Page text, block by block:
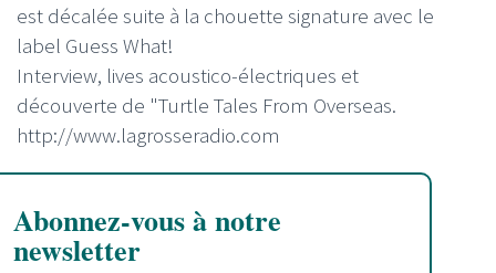
est décalée suite à la chouette signature avec le
label Guess What!
Interview, lives acoustico-électriques et
découverte de "Turtle Tales From Overseas.
http://www.lagrosseradio.com
Abonnez-vous à notre
newsletter